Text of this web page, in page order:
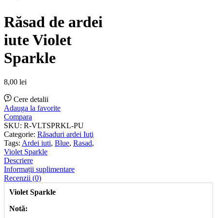
Răsad de ardei
iute Violet
Sparkle
8,00 lei
Cere detalii
Adauga la favorite
Compara
SKU: R-VLTSPRKL-PU
Categorie: Răsaduri ardei Iuţi
Tags: Ardei iuti, Blue, Rasad,
Violet Sparkle
Descriere
Informații suplimentare
Recenzii (0)
Violet Sparkle
Notă: